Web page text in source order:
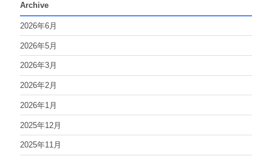
Archive
2026年6月
2026年5月
2026年3月
2026年2月
2026年1月
2025年12月
2025年11月